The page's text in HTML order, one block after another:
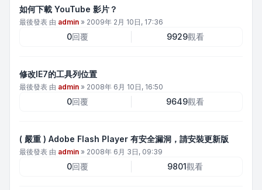
如何下載 YouTube 影片？
最後發表 由 admin » 2009年 2月 10日, 17:36
0回覆 9929觀看
修改IE7的工具列位置
最後發表 由 admin » 2008年 6月 10日, 16:50
0回覆 9649觀看
( 嚴重 ) Adobe Flash Player 有安全漏洞，請安裝更新版
最後發表 由 admin » 2008年 6月 3日, 09:39
0回覆 9801觀看